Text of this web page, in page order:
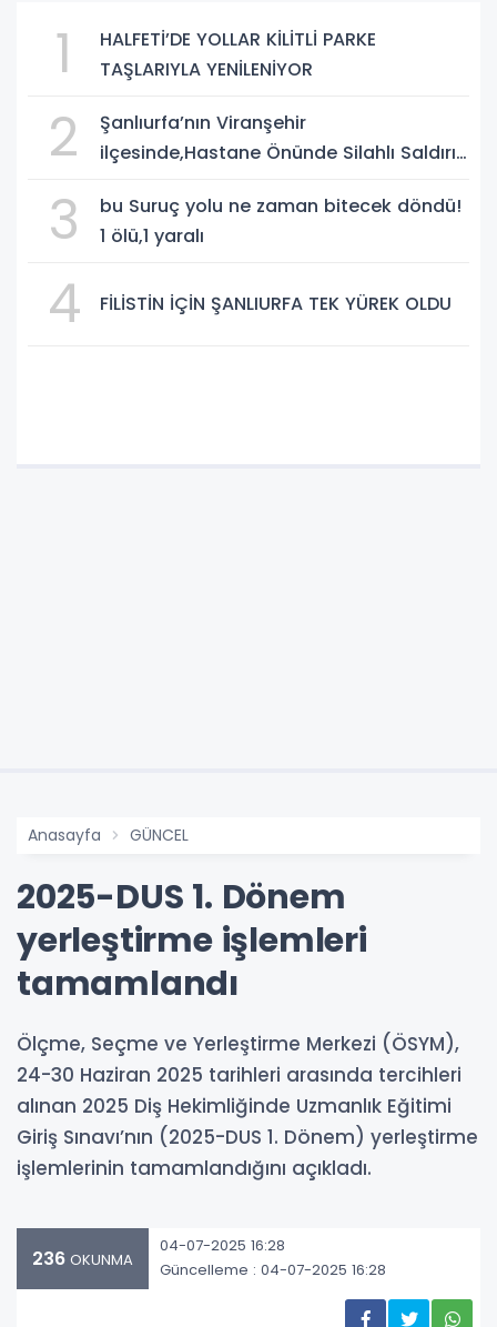
1
HALFETİ’DE YOLLAR KİLİTLİ PARKE
TAŞLARIYLA YENİLENİYOR
2
Şanlıurfa’nın Viranşehir
ilçesinde,Hastane Önünde Silahlı Saldırı:
3
bu Suruç yolu ne zaman bitecek döndü!
1 ölü,1 yaralı
4 FİLİSTİN İÇİN ŞANLIURFA TEK YÜREK OLDU
Anasayfa GÜNCEL
2025-DUS 1. Dönem
yerleştirme işlemleri
tamamlandı
Ölçme, Seçme ve Yerleştirme Merkezi (ÖSYM),
24-30 Haziran 2025 tarihleri arasında tercihleri
alınan 2025 Diş Hekimliğinde Uzmanlık Eğitimi
Giriş Sınavı’nın (2025-DUS 1. Dönem) yerleştirme
işlemlerinin tamamlandığını açıkladı.
236 OKUNMA
04-07-2025 16:28
Güncelleme : 04-07-2025 16:28